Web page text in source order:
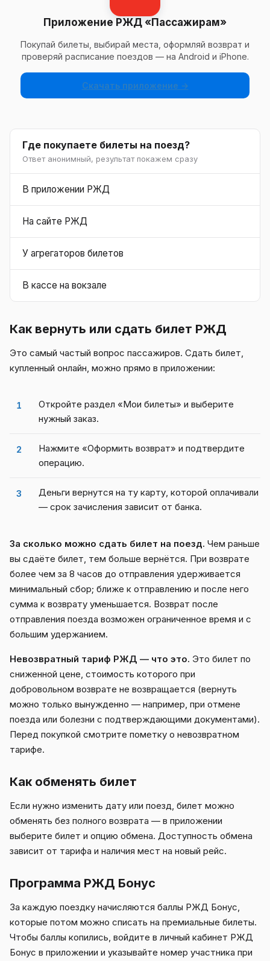
Приложение РЖД «Пассажирам»
Покупай билеты, выбирай места, оформляй возврат и
проверяй расписание поездов — на Android и iPhone.
Скачать приложение →
Где покупаете билеты на поезд?
Ответ анонимный, результат покажем сразу
В приложении РЖД
На сайте РЖД
У агрегаторов билетов
В кассе на вокзале
Как вернуть или сдать билет РЖД
Это самый частый вопрос пассажиров. Сдать билет,
купленный онлайн, можно прямо в приложении:
Откройте раздел «Мои билеты» и выберите
нужный заказ.
Нажмите «Оформить возврат» и подтвердите
операцию.
Деньги вернутся на ту карту, которой оплачивали
— срок зачисления зависит от банка.
За сколько можно сдать билет на поезд. Чем раньше
вы сдаёте билет, тем больше вернётся. При возврате
более чем за 8 часов до отправления удерживается
минимальный сбор; ближе к отправлению и после него
сумма к возврату уменьшается. Возврат после
отправления поезда возможен ограниченное время и с
большим удержанием.
Невозвратный тариф РЖД — что это. Это билет по
сниженной цене, стоимость которого при
добровольном возврате не возвращается (вернуть
можно только вынужденно — например, при отмене
поезда или болезни с подтверждающими документами).
Перед покупкой смотрите пометку о невозвратном
тарифе.
Как обменять билет
Если нужно изменить дату или поезд, билет можно
обменять без полного возврата — в приложении
выберите билет и опцию обмена. Доступность обмена
зависит от тарифа и наличия мест на новый рейс.
Программа РЖД Бонус
За каждую поездку начисляются баллы РЖД Бонус,
которые потом можно списать на премиальные билеты.
Чтобы баллы копились, войдите в личный кабинет РЖД
Бонус в приложении и указывайте номер участника при